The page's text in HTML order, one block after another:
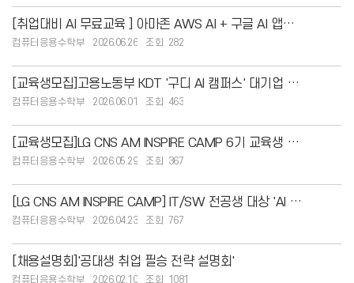
[취업대비 AI 무료교육 ] 아마존 AWS AI + 구글 AI 앱개발 과정 안내
컴퓨터응용수학부 2026.06.26 282
[교육생모집]고용노동부 KDT '구디 AI 캠퍼스' 대기업 협업 교육과정
컴퓨터응용수학부 2026.06.01 463
[교육생모집]LG CNS AM INSPIRE CAMP 6기 교육생 모집 안내
컴퓨터응용수학부 2026.05.29 367
[LG CNS AM INSPIRE CAMP] IT/SW 전공생 대상 'AI 트렌드
컴퓨터응용수학부 2026.04.23 767
[채용설명회]'공대생 취업 필승 전략 설명회'
컴퓨터응용수학부 2026.02.10 1081